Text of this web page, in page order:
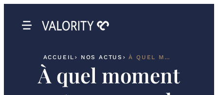
ACCUEIL NOS ACTUS À QUEL MOMENT PEUT-ON REVENDRE SON LOGEMENT NEUF ?
À quel moment